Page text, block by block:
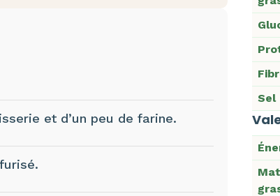
et d’un peu de farine.
Sel